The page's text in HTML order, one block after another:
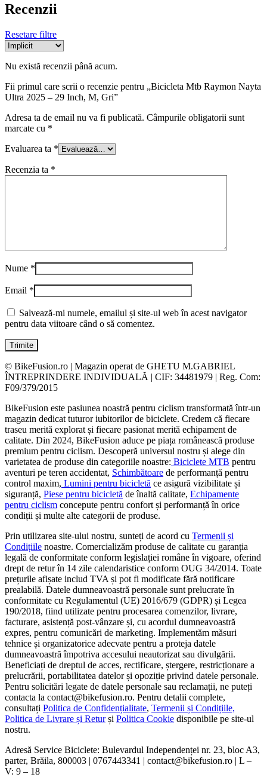
Recenzii
Resetare filtre
Nu există recenzii până acum.
Fii primul care scrii o recenzie pentru „Bicicleta Mtb Raymon Nayta
Ultra 2025 – 29 Inch, M, Gri”
Adresa ta de email nu va fi publicată. Câmpurile obligatorii sunt
marcate cu *
Evaluarea ta *
Recenzia ta *
Nume *
Email *
Salvează-mi numele, emailul și site-ul web în acest navigator
pentru data viitoare când o să comentez.
© BikeFusion.ro | Magazin operat de GHETU M.GABRIEL
ÎNTREPRINDERE INDIVIDUALĂ | CIF: 34481979 | Reg. Com:
F09/379/2015
BikeFusion este pasiunea noastră pentru ciclism transformată într-un
magazin dedicat tuturor iubitorilor de biciclete. Credem că fiecare
traseu merită explorat și fiecare pasionat merită echipament de
calitate. Din 2024, BikeFusion aduce pe piața românească produse
premium pentru ciclism. Descoperă universul nostru și alege din
varietatea de produse din categoriile noastre: Biciclete MTB pentru
aventuri pe teren accidentat, Schimbătoare de performanță pentru
control maxim, Lumini pentru bicicletă ce asigură vizibilitate și
siguranță, Piese pentru bicicletă de înaltă calitate, Echipamente
pentru ciclism concepute pentru confort și performanță în orice
condiții și multe alte categorii de produse.
Prin utilizarea site-ului nostru, sunteți de acord cu Termenii și
Condițiile noastre. Comercializăm produse de calitate cu garanția
legală de conformitate conform legislației române în vigoare, oferind
drept de retur în 14 zile calendaristice conform OUG 34/2014. Toate
prețurile afișate includ TVA și pot fi modificate fără notificare
prealabilă. Datele dumneavoastră personale sunt prelucrate în
conformitate cu Regulamentul (UE) 2016/679 (GDPR) și Legea
190/2018, fiind utilizate pentru procesarea comenzilor, livrare,
facturare, asistență post-vânzare și, cu acordul dumneavoastră
expres, pentru comunicări de marketing. Implementăm măsuri
tehnice și organizatorice adecvate pentru a proteja datele
dumneavoastră împotriva accesului neautorizat sau divulgării.
Beneficiați de dreptul de acces, rectificare, ștergere, restricționare a
prelucrării, portabilitatea datelor și opoziție privind datele personale.
Pentru solicitări legate de datele personale sau reclamații, ne puteți
contacta la contact@bikefusion.ro. Pentru detalii complete,
consultați Politica de Confidențialitate, Termenii și Condițiile,
Politica de Livrare și Returși Politica Cookie disponibile pe site-ul
nostru.
Adresă Service Biciclete: Bulevardul Independenței nr. 23, bloc A3,
parter, Brăila, 800003 | 0767443341 | contact@bikefusion.ro | L –
V: 9 – 18